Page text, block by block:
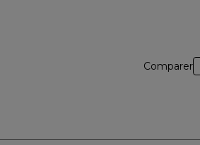
Comparer